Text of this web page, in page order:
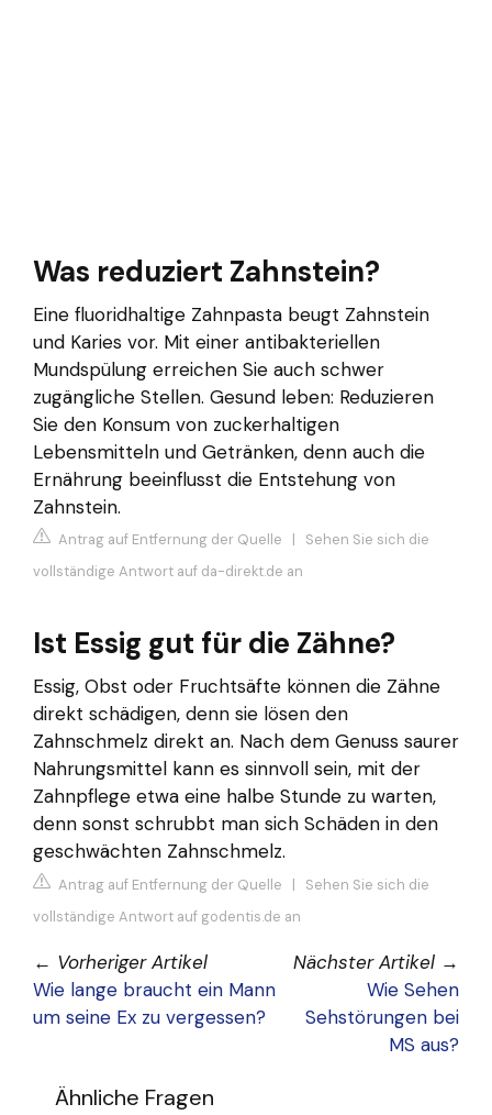
Was reduziert Zahnstein?
Eine fluoridhaltige Zahnpasta beugt Zahnstein
und Karies vor. Mit einer antibakteriellen
Mundspülung erreichen Sie auch schwer
zugängliche Stellen. Gesund leben: Reduzieren
Sie den Konsum von zuckerhaltigen
Lebensmitteln und Getränken, denn auch die
Ernährung beeinflusst die Entstehung von
Zahnstein.
Antrag auf Entfernung der Quelle | Sehen Sie sich die
vollständige Antwort auf da-direkt.de an
Ist Essig gut für die Zähne?
Essig, Obst oder Fruchtsäfte können die Zähne
direkt schädigen, denn sie lösen den
Zahnschmelz direkt an. Nach dem Genuss saurer
Nahrungsmittel kann es sinnvoll sein, mit der
Zahnpflege etwa eine halbe Stunde zu warten,
denn sonst schrubbt man sich Schäden in den
geschwächten Zahnschmelz.
Antrag auf Entfernung der Quelle | Sehen Sie sich die
vollständige Antwort auf godentis.de an
← Vorheriger Artikel
Wie lange braucht ein Mann
um seine Ex zu vergessen?
Nächster Artikel →
Wie Sehen
Sehstörungen bei
MS aus?
Ähnliche Fragen